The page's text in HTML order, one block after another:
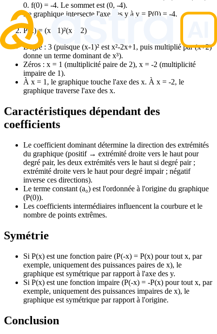
0. f(0) = -4. Le sommet est (0, -4).
Le graphique intersecte l'axe des y à y = P(0) = -4.
P(x) = (x - 1)²(x + 2)
Degré : 3 (puisque (x-1)² est x²-2x+1, puis multiplié par (x+2)
donne un terme dominant de x³).
Zéros : x = 1 (multiplicité paire de 2), x = -2 (multiplicité
impaire de 1).
À x = 1, le graphique touche l'axe des x. À x = -2, le
graphique traverse l'axe des x.
Caractéristiques dépendant des
coefficients
Le coefficient dominant détermine la direction des extrémités
du graphique (positif → extrémité droite vers le haut pour
degré pair, les deux extrémités vers le haut si degré pair ;
extrémité droite vers le haut pour degré impair ; négatif
inverse ces directions).
Le terme constant (a₀) est l'ordonnée à l'origine du graphique
(P(0)).
Les coefficients intermédiaires influencent la courbure et le
nombre de points extrêmes.
Symétrie
Si P(x) est une fonction paire (P(-x) = P(x) pour tout x, par
exemple, uniquement des puissances paires de x), le
graphique est symétrique par rapport à l'axe des y.
Si P(x) est une fonction impaire (P(-x) = -P(x) pour tout x, par
exemple, uniquement des puissances impaires de x), le
graphique est symétrique par rapport à l'origine.
Conclusion